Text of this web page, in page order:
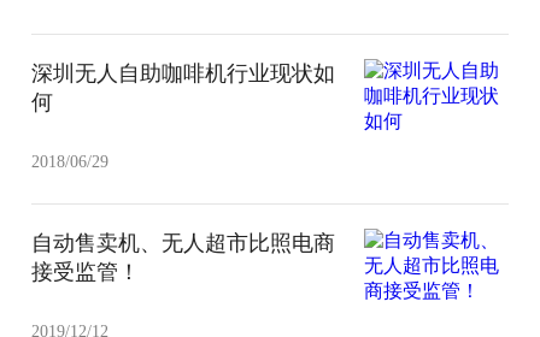
深圳无人自助咖啡机行业现状如
何
2018/06/29
自动售卖机、无人超市比照电商
接受监管！
2019/12/12